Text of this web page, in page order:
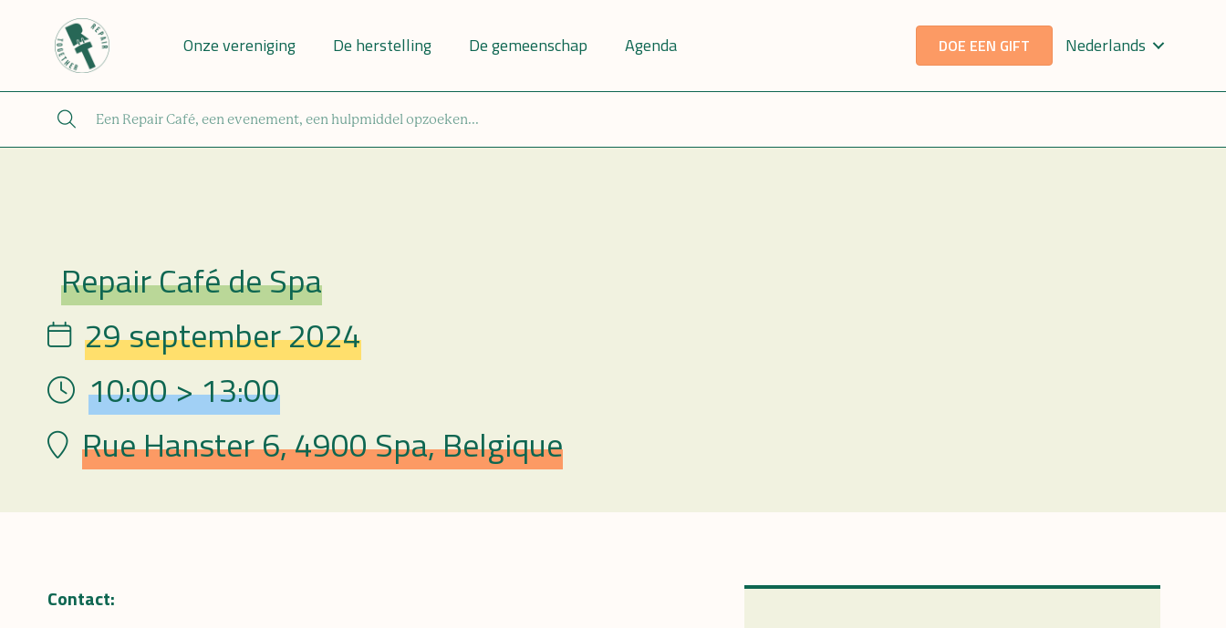
Onze vereniging De herstelling De gemeenschap Agenda DOE EEN GIFT Nederlands
Repair Café
Repair Café de Spa
Date 29 september 2024
Hour 10:00 > 13:00
PlaatsRue Hanster 6, 4900 Spa, Belgique
Contact: